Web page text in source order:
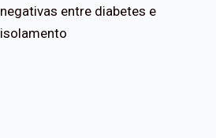
negativas entre diabetes e
isolamento